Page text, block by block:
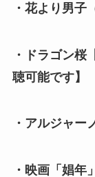
・花より男子
・ドラゴン桜
聴可能です】
・アルジャー
・映画「娼年」